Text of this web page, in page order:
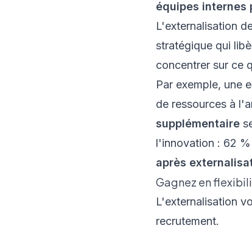
équipes internes
L'externalisation
stratégique qui
concentrer sur ce
Par exemple, une
de ressources à
supplémentaire
l'innovation : 62
après
Gagnez en
L'externalisation
recrutement.